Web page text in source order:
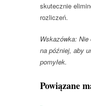
skutecznie
rozliczeń.
Wskazówka: Nie
na później, aby
pomyłek.
Powiązane